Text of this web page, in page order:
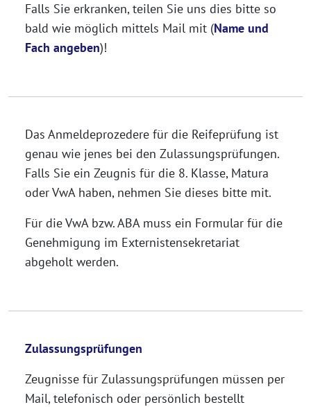
Falls Sie erkranken, teilen Sie uns dies bitte so
bald wie möglich mittels Mail mit (Name und
Fach angeben)!
Das Anmeldeprozedere für die Reifeprüfung ist
genau wie jenes bei den Zulassungsprüfungen.
Falls Sie ein Zeugnis für die 8. Klasse, Matura
oder VwA haben, nehmen Sie dieses bitte mit.
Für die VwA bzw. ABA muss ein Formular für die
Genehmigung im Externistensekretariat
abgeholt werden.
Zulassungsprüfungen
Zeugnisse für Zulassungsprüfungen müssen per
Mail, telefonisch oder persönlich bestellt